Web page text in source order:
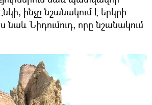
ինչը նշանակում է երկրի
նաև Նիդումուդ, որը նշանակում